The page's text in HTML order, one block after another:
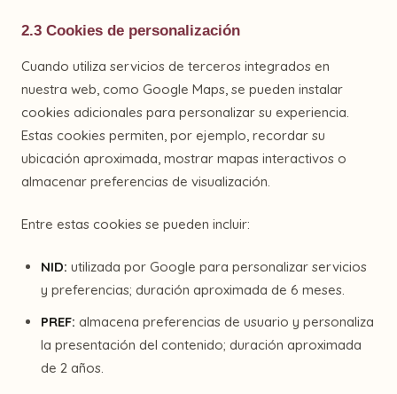
2.3 Cookies de personalización
Cuando utiliza servicios de terceros integrados en
nuestra web, como Google Maps, se pueden instalar
cookies adicionales para personalizar su experiencia.
Estas cookies permiten, por ejemplo, recordar su
ubicación aproximada, mostrar mapas interactivos o
almacenar preferencias de visualización.
Entre estas cookies se pueden incluir:
NID: utilizada por Google para personalizar servicios
y preferencias; duración aproximada de 6 meses.
PREF: almacena preferencias de usuario y personaliza
la presentación del contenido; duración aproximada
de 2 años.